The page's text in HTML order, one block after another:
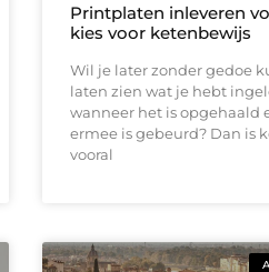
Printplaten inleveren
kies voor ketenbewijs
Wil je later zonder gedoe
laten zien wat je hebt
wanneer het is opgehaald
ermee is gebeurd? Dan is
vooral